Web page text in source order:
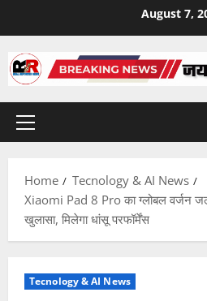
content
August 7,
Primary
Home
Tecnology & AI News
Xiaomi Pad 8 Pro का ग्लोबल वर्जन
खुलासा, मिलेगा धांसू परफॉर्मेंस
Tecnology & AI News